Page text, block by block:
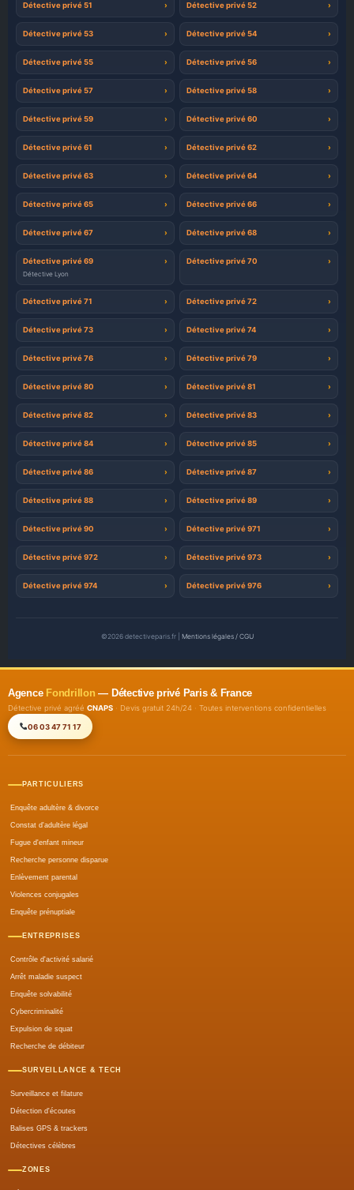
Détective privé 51 Détective privé 52
Détective privé 53 Détective privé 54
Détective privé 55 Détective privé 56
Détective privé 57 Détective privé 58
Détective privé 59 Détective privé 60
Détective privé 61 Détective privé 62
Détective privé 63 Détective privé 64
Détective privé 65 Détective privé 66
Détective privé 67 Détective privé 68
Détective privé 69
Détective Lyon
Détective privé 70
Détective privé 71 Détective privé 72
Détective privé 73 Détective privé 74
Détective privé 76 Détective privé 79
Détective privé 80 Détective privé 81
Détective privé 82 Détective privé 83
Détective privé 84 Détective privé 85
Détective privé 86 Détective privé 87
Détective privé 88 Détective privé 89
Détective privé 90 Détective privé 971
Détective privé 972 Détective privé 973
Détective privé 974 Détective privé 976
©2026 detectiveparis.fr | Mentions légales / CGU
Agence Fondrillon — Détective privé Paris & France
Détective privé agréé CNAPS · Devis gratuit 24h/24 · Toutes interventions confidentielles
06 03 47 71 17
PARTICULIERS
Enquête adultère & divorce
Constat d'adultère légal
Fugue d'enfant mineur
Recherche personne disparue
Enlèvement parental
Violences conjugales
Enquête prénuptiale
ENTREPRISES
Contrôle d'activité salarié
Arrêt maladie suspect
Enquête solvabilité
Cybercriminalité
Expulsion de squat
Recherche de débiteur
SURVEILLANCE & TECH
Surveillance et filature
Détection d'écoutes
Balises GPS & trackers
Détectives célèbres
ZONES